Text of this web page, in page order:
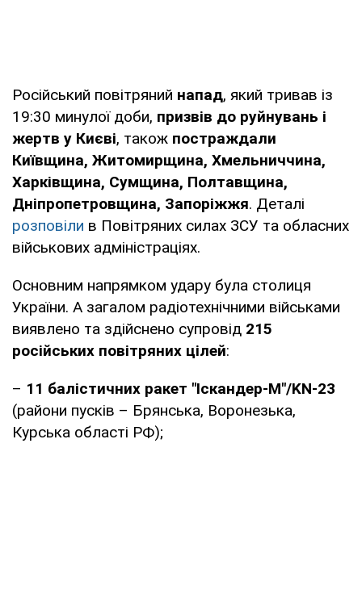
Російський повітряний напад, який тривав із
19:30 минулої доби, призвів до руйнувань і
жертв у Києві, також постраждали
Київщина, Житомирщина, Хмельниччина,
Харківщина, Сумщина, Полтавщина,
Дніпропетровщина, Запоріжжя. Деталі
розповіли в Повітряних силах ЗСУ та обласних
військових адміністраціях.
Основним напрямком удару була столиця
України. А загалом радіотехнічними військами
виявлено та здійснено супровід 215
російських повітряних цілей:
– 11 балістичних ракет "Іскандер-М"/KN-23
(райони пусків – Брянська, Воронезька,
Курська області РФ);